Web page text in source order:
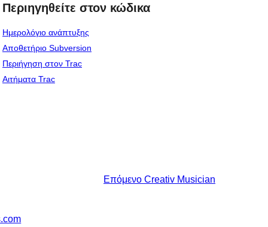
Περιηγηθείτε στον κώδικα
Ημερολόγιο ανάπτυξης
Αποθετήριο Subversion
Περιήγηση στον Trac
Αιτήματα Trac
Επόμενο Creativ Musician